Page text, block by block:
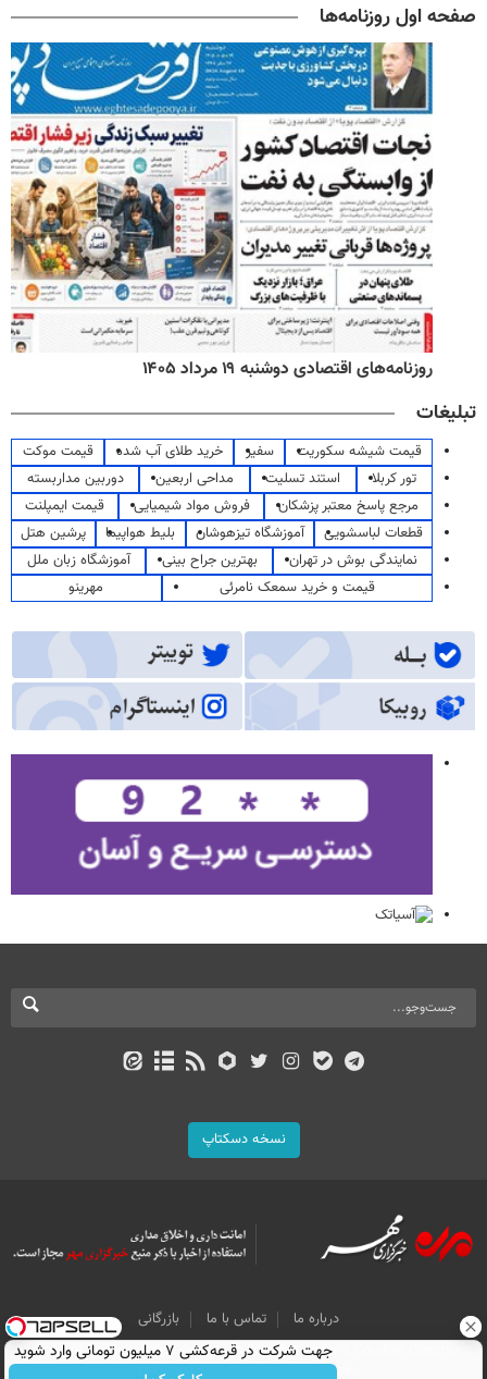
صفحه اول روزنامه‌ها
روزنامه‌های اقتصادی دوشنبه ۱۹ مرداد ۱۴۰۵
تبلیغات
قیمت شیشه سکوریت سفیر خرید طلای آب شده
قیمت موکت
تور کربلا
استند تسلیت مداحی اربعین
دوربین مداربسته
مرجع پاسخ معتبر پزشکان
فروش مواد شیمیایی
قیمت ایمپلنت
قطعات لباسشویی
آموزشگاه تیزهوشان بلیط هواپیما
پرشین هتل
نمایندگی بوش در تهران
بهترین جراح بینی
آموزشگاه زبان ملل
قیمت و خرید سمعک نامرئی
مهرینو
نسخه دسکتاپ
درباره ما تماس با ما
بازرگانی
All Content by Mehr News Agency is licensed under a Creative Commons
Attribution 4.0 International License.
جهت شرکت در قرعه‌کشی ۷ میلیون تومانی وارد شوید